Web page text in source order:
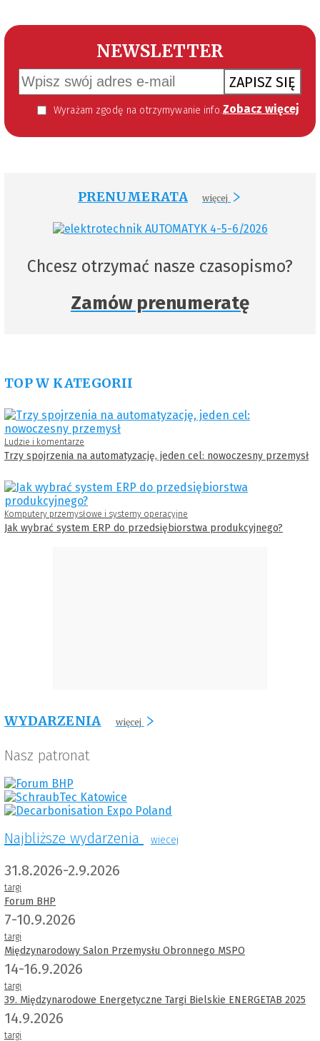
NEWSLETTER
ZAPISZ SIĘ
Wyrażam zgodę na otrzymywanie informacji handlowej kierowanej do mnie za pomocą środków komunikacji elektronicznej w szczególności poczty elektronicznej zgodnie z przepisem art. 10 ust 2 ustawy z dnia 18 lipca 2002 roku o świadczeniu usług drogą elektroniczną (Dz. U. 144 z 2002 r. poz. 1204). Zgoda jest dobrowolna, jednak jej wyrażenie jest konieczne, aby otrzymywać newsletter. Zobacz więcej
PRENUMERATA więcej
Chcesz otrzymać nasze czasopismo?
Zamów prenumeratę
TOP W KATEGORII
Ludzie i komentarze
Trzy spojrzenia na automatyzację, jeden cel: nowoczesny przemysł
Komputery przemysłowe i systemy operacyjne
Jak wybrać system ERP do przedsiębiorstwa produkcyjnego?
WYDARZENIA więcej
Nasz patronat
Najbliższe wydarzenia wiecej
31.8.2026-2.9.2026
targi
Forum BHP
7-10.9.2026
targi
Międzynarodowy Salon Przemysłu Obronnego MSPO
14-16.9.2026
targi
39. Międzynarodowe Energetyczne Targi Bielskie ENERGETAB 2025
14.9.2026
targi